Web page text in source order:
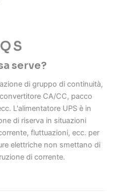
serve?
di gruppo di continuità,
CA/CC, pacco
L'alimentatore UPS è in
di riserva in situazioni
fluttuazioni, ecc. per
elettriche non smettano di
di corrente.